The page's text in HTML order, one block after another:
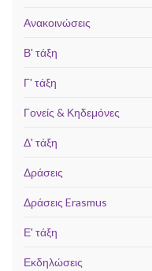
Ανακοινώσεις
Β' τάξη
Γ' τάξη
Γονείς & Κηδεμόνες
Δ' τάξη
Δράσεις
Δράσεις Erasmus
Ε' τάξη
Εκδηλώσεις